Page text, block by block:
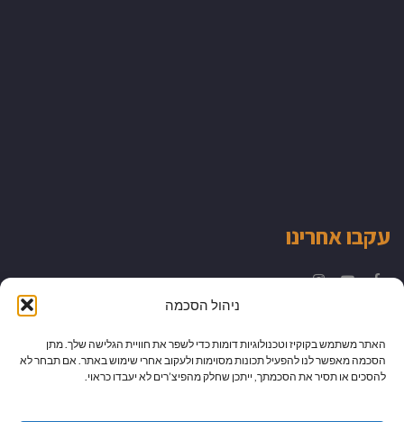
ניהול הסכמה
האתר משתמש בקוקיז וטכנולוגיות דומות כדי לשפר את חוויית הגלישה שלך. מתן
הסכמה מאפשר לנו להפעיל תכונות מסוימות ולעקוב אחרי שימוש באתר. אם תבחר לא
להסכים או תסיר את הסכמתך, ייתכן שחלק מהפיצ’רים לא יעבדו כראוי.
עקבו אחרינו